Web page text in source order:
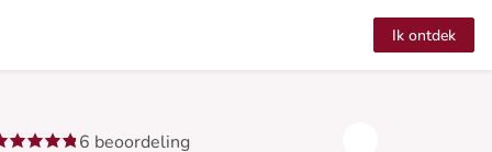
Ik ontdek
6 beoordeling